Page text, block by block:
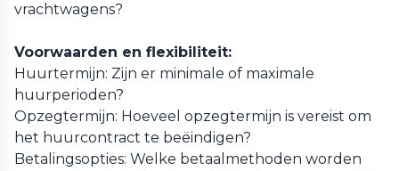
vrachtwagens?
Voorwaarden en flexibiliteit:
Huurtermijn: Zijn er minimale of maximale
huurperioden?
Opzegtermijn: Hoeveel opzegtermijn is vereist om
het huurcontract te beëindigen?
Betalingsopties: Welke betaalmethoden worden